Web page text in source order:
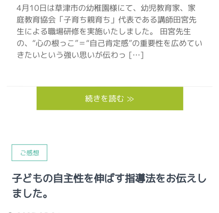
4月10日は草津市の幼稚園様にて、幼児教育家、家
庭教育協会「子育ち親育ち」代表である講師田宮先
生による職場研修を実施いたしました。 田宮先生
の、“心の根っこ”＝“自己肯定感”の重要性を広めてい
きたいという強い思いが伝わっ […]
続きを読む ≫
ご感想
子どもの自主性を伸ばす指導法をお伝えし
ました。